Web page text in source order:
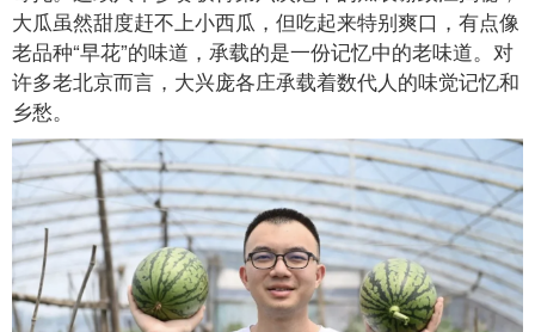
大瓜虽然甜度赶不上小西瓜，但吃起来特别爽口，有点像
老品种“早花”的味道，承载的是一份记忆中的老味道。对
许多老北京而言，大兴庞各庄承载着数代人的味觉记忆和
乡愁。